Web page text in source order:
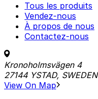
Tous les produits
Vendez-nous
À propos de nous
Contactez-nous
Kronoholmsvägen 4
27144 YSTAD, SWEDEN
View On Map